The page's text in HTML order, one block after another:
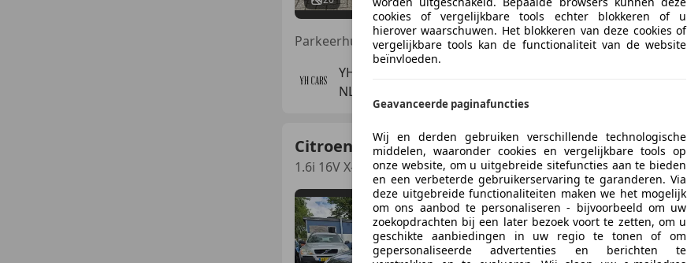
06/2018 155.305 km
YH Cars
NL-3641 SB MIJDRECHT
Citroen Berlingo
1.6i 16V X-TR
€ 800
cookies of vergelijkbare tools echter blokkeren of u
hierover waarschuwen. Het blokkeren van deze cookies of
vergelijkbare tools kan de functionaliteit van de website
beïnvloeden.
Geavanceerde paginafuncties
Wij en derden gebruiken verschillende technologische
middelen, waaronder cookies en vergelijkbare tools op
onze website, om u uitgebreide sitefuncties aan te bieden
en een verbeterde gebruikerservaring te garanderen. Via
deze uitgebreide functionaliteiten maken we het mogelijk
om ons aanbod te personaliseren - bijvoorbeeld om uw
zoekopdrachten bij een later bezoek voort te zetten, om u
geschikte aanbiedingen in uw regio te tonen of om
gepersonaliseerde advertenties en berichten te